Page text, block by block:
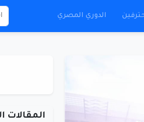
الدوري المصري
المقالات